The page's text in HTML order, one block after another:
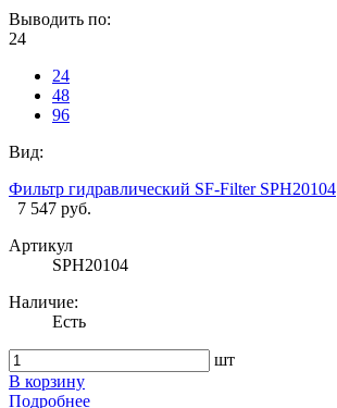
Выводить по:
24
24
48
96
Вид:
Фильтр гидравлический SF-Filter SPH20104
7 547 руб.
Артикул
SPH20104
Наличие:
Есть
шт
В корзину
Подробнее